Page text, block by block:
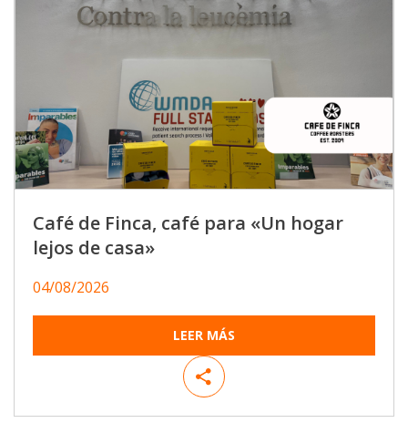
Café de Finca, café para «Un hogar
lejos de casa»
04/08/2026
LEER MÁS